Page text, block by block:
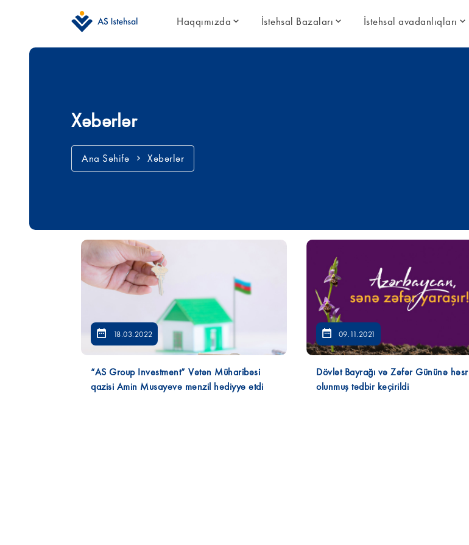
Haqqımızda İstehsal Bazaları İstehsal avadanlıqları
Xəbərlər
Ana Səhifə Xəbərlər
18.03.2022
“AS Group Investment” Vətən Müharibəsi
qazisi Amin Musayevə mənzil hədiyyə etdi
09.11.2021
Dövlət Bayrağı və Zəfər Gününə həsr
olunmuş tədbir keçirildi